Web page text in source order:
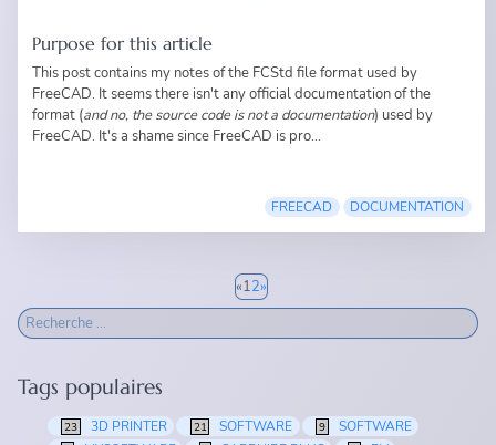
Purpose for this article
This post contains my notes of the FCStd file format used by
FreeCAD. It seems there isn't any official documentation of the
format (and no, the source code is not a documentation) used by
FreeCAD. It's a shame since FreeCAD is pro...
FREECAD DOCUMENTATION
«12»
Tags populaires
23 3D PRINTER 21 SOFTWARE 9 SOFTWARE